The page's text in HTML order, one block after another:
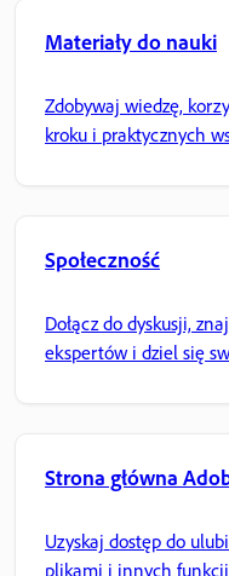
Materiały do nauki
Zdobywaj wiedzę,
kroku i praktycznych
Społeczność
Dołącz do dyskusji,
ekspertów i dziel się
Strona główna
Uzyskaj dostęp do
plikami i innych